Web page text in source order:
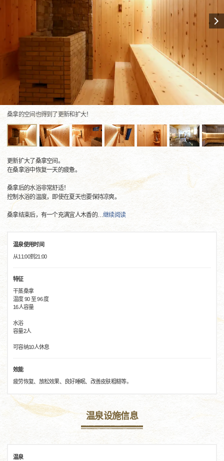
桑拿的空间也得到了更新和扩大！
更新扩大了桑拿空间。
在桑拿浴中恢复一天的疲惫。
桑拿后的水浴非常舒适！
控制水浴的温度，即使在夏天也要保持凉爽。
桑拿结束后，有一个充满宜人木香的…继续阅读
温泉使用时间
从11:00到21:00
特征
干蒸桑拿
温度 90 至 96 度
16人容量
水浴
容量2人
可容纳10人休息
效能
疲劳恢复、放松效果、良好睡眠、改善皮肤粗糙等。
温泉设施信息
温泉